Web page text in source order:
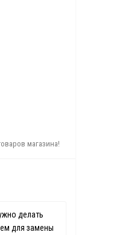
магазина!
делать
для замены